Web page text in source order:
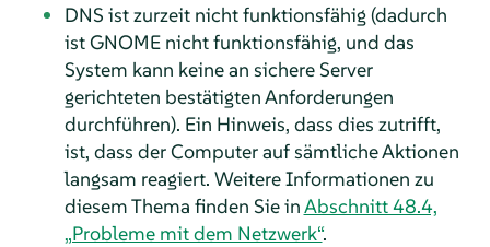
DNS ist zurzeit nicht funktionsfähig (dadurch
ist GNOME nicht funktionsfähig, und das
System kann keine an sichere Server
gerichteten bestätigten Anforderungen
durchführen). Ein Hinweis, dass dies zutrifft,
ist, dass der Computer auf sämtliche Aktionen
langsam reagiert. Weitere Informationen zu
diesem Thema finden Sie inAbschnitt 48.4,
„Probleme mit dem Netzwerk“.